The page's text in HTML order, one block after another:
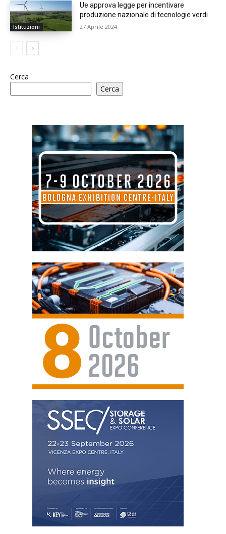
Istituzioni
Ue approva legge per incentivare
produzione nazionale di tecnologie verdi
27 Aprile 2024
Cerca
Cerca